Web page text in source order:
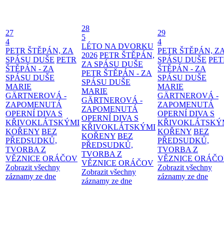
27
4
PETR ŠTĚPÁN, ZA
SPÁSU DUŠE PETR
ŠTĚPÁN - ZA
SPÁSU DUŠE
MARIE
GÄRTNEROVÁ -
ZAPOMENUTÁ
OPERNÍ DIVA S
KŘIVOKLÁTSKÝMI
KOŘENY BEZ
PŘEDSUDKŮ,
TVORBA Z
VĚZNICE ORÁČOV
Zobrazit všechny
záznamy ze dne
28
5
LÉTO NA DVORKU
2026 PETR ŠTĚPÁN,
ZA SPÁSU DUŠE
PETR ŠTĚPÁN - ZA
SPÁSU DUŠE
MARIE
GÄRTNEROVÁ -
ZAPOMENUTÁ
OPERNÍ DIVA S
KŘIVOKLÁTSKÝMI
KOŘENY BEZ
PŘEDSUDKŮ,
TVORBA Z
VĚZNICE ORÁČOV
Zobrazit všechny
záznamy ze dne
29
4
PETR ŠTĚPÁN,
SPÁSU DUŠE
ŠTĚPÁN - ZA
SPÁSU DUŠE
MARIE
GÄRTNEROVÁ -
ZAPOMENUTÁ
OPERNÍ DIVA S
KOŘENY BEZ
PŘEDSUDKŮ,
TVORBA Z
VĚZNICE
Zobrazit všechny
záznamy ze dne